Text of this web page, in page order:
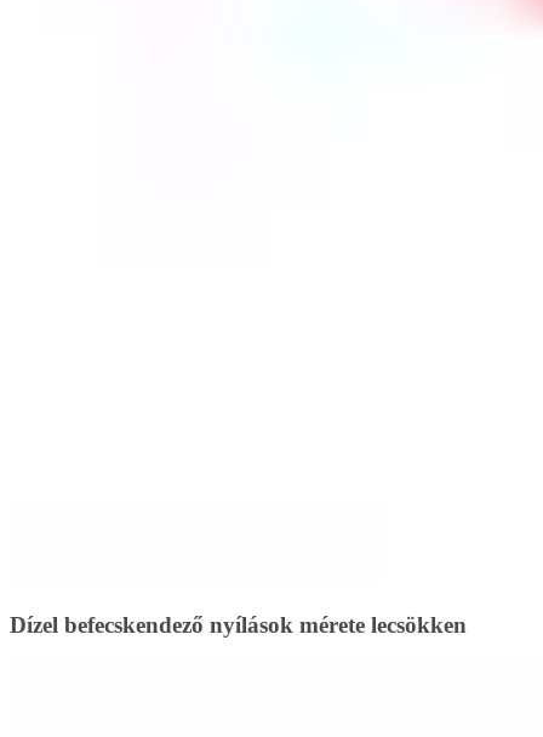
Dízel befecskendező nyílások mérete lecsökken